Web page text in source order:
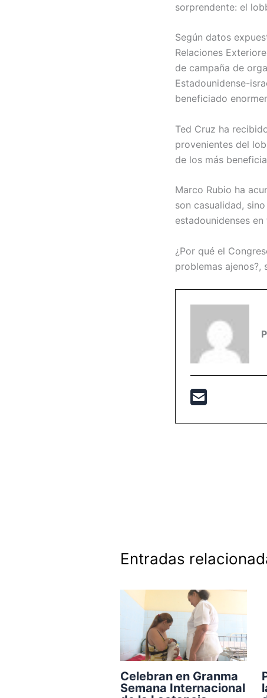
sorprendente: el
Según datos
Relaciones
de campaña de
Estadounidense-
beneficiado
Ted Cruz ha
provenientes del
de los más
Marco Rubio ha
son casualidad,
estadounidenses
¿Por qué el
problemas ajenos?,
Entradas
Celebran en Granma
Semana Internacional